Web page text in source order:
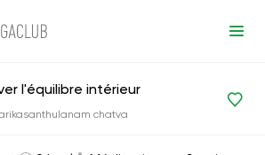
Méditations
l'équilibre intérieur
chatva